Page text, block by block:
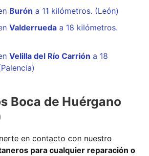
Burón a 11 kilómetros. (León)
Valderrueda a 18 kilómetros.
Velilla del Río Carrión a 18
Boca de Huérgano
en contacto con nuestro
para cualquier reparación o